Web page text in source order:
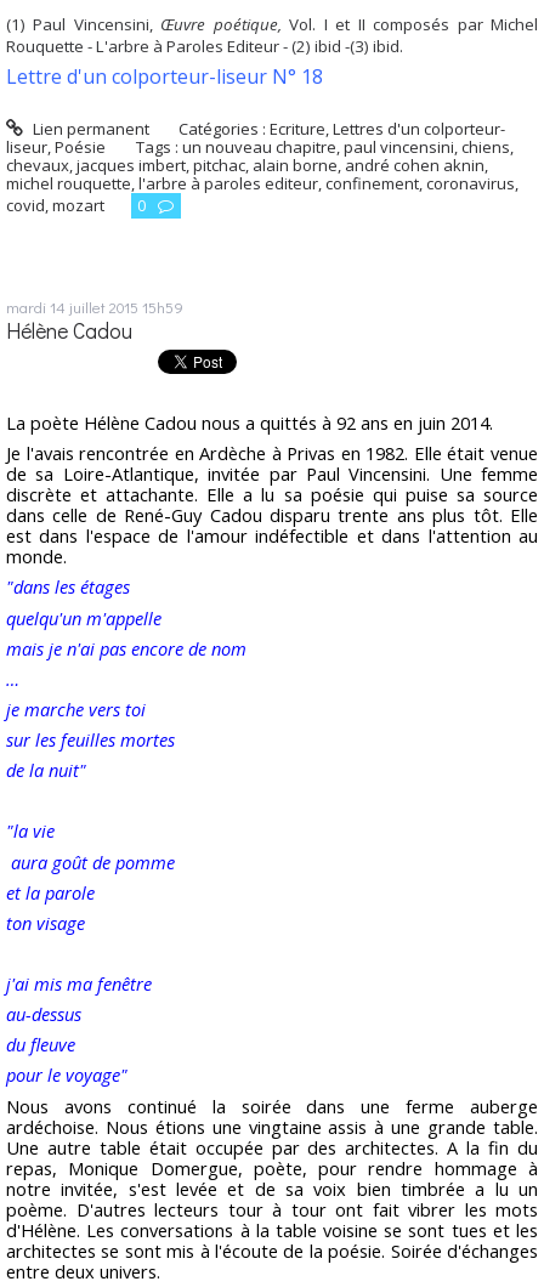
(1) Paul Vincensini, Œuvre poétique,Vol. I et II composés par Michel
Rouquette - L'arbre à Paroles Editeur - (2) ibid -(3) ibid.
Lettre d'un colporteur-liseur N° 18
Lien permanent Catégories :Ecriture,Lettres d'un colporteur-
liseur,Poésie Tags : un nouveau chapitre,paul vincensini,chiens,
chevaux,jacques imbert,pitchac, alain borne, andré cohen aknin,
michel rouquette,l'arbre à paroles editeur,confinement,coronavirus,
covid,mozart 0
mardi 14 juillet 2015 15h59
Hélène Cadou
La poète Hélène Cadou nous a quittés à 92 ans en juin 2014.
Je l'avais rencontrée en Ardèche à Privas en 1982. Elle était venue
de sa Loire-Atlantique, invitée par Paul Vincensini. Une femme
discrète et attachante. Elle a lu sa poésie qui puise sa source
dans celle de René-Guy Cadou disparu trente ans plus tôt. Elle
est dans l'espace de l'amour indéfectible et dans l'attention au
monde.
"dans les étages
quelqu'un m'appelle
mais je n'ai pas encore de nom
…
je marche vers toi
sur les feuilles mortes
de la nuit"
"la vie
aura goût de pomme
et la parole
ton visage
j'ai mis ma fenêtre
au-dessus
du fleuve
pour le voyage"
Nous avons continué la soirée dans une ferme auberge
ardéchoise. Nous étions une vingtaine assis à une grande table.
Une autre table était occupée par des architectes. A la fin du
repas, Monique Domergue, poète, pour rendre hommage à
notre invitée, s'est levée et de sa voix bien timbrée a lu un
poème. D'autres lecteurs tour à tour ont fait vibrer les mots
d'Hélène. Les conversations à la table voisine se sont tues et les
architectes se sont mis à l'écoute de la poésie. Soirée d'échanges
entre deux univers.